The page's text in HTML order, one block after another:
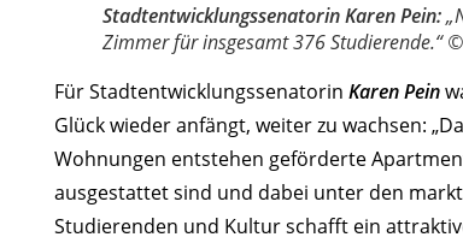
Stadtentwicklungssenatorin Karen Pein:
Zimmer für insgesamt 376 Studierende.“
Für Stadtentwicklungssenatorin Karen Pein
Glück wieder anfängt, weiter zu wachsen:
Wohnungen entstehen geförderte
ausgestattet sind und dabei unter den
Studierenden und Kultur schafft ein